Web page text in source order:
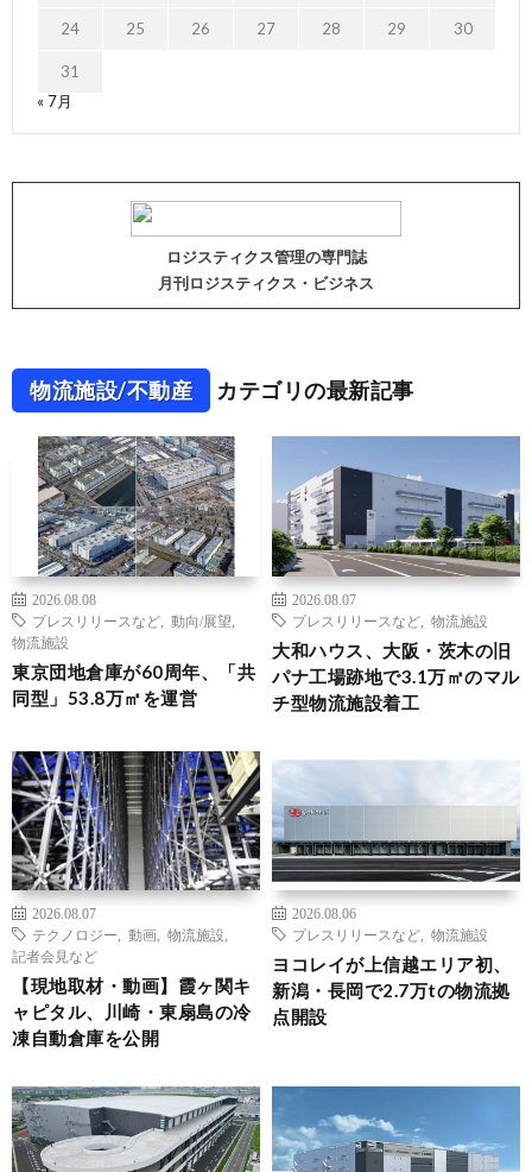
24 25 26 27 28 29 30
31
« 7月
ロジスティクス管理の専門誌
月刊ロジスティクス・ビジネス
物流施設/不動産 カテゴリの最新記事
2026.08.08
プレスリリースなど
動向/展望
物流施設
東京団地倉庫が60周年、「共
同型」53.8万㎡を運営
2026.08.07
プレスリリースなど
物流施設
大和ハウス、大阪・茨木の旧
パナ工場跡地で3.1万㎡のマル
チ型物流施設着工
2026.08.07
テクノロジー
動画 物流施設
記者会見など
【現地取材・動画】霞ヶ関キ
ャピタル、川崎・東扇島の冷
凍自動倉庫を公開
2026.08.06
プレスリリースなど
物流施設
ヨコレイが上信越エリア初、
新潟・長岡で2.7万tの物流拠
点開設